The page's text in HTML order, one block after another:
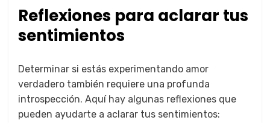
Reflexiones para aclarar tus
sentimientos
Determinar si estás experimentando amor
verdadero también requiere una profunda
introspección. Aquí hay algunas reflexiones que
pueden ayudarte a aclarar tus sentimientos: